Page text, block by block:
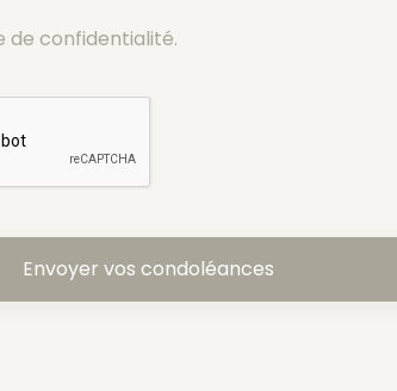
de confidentialité.